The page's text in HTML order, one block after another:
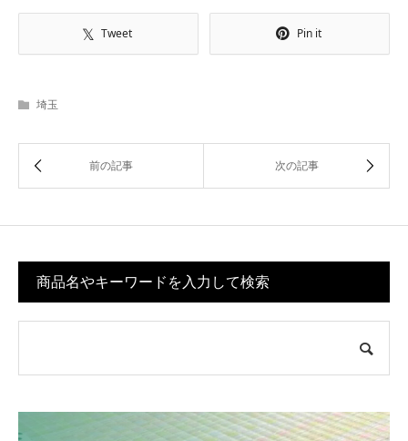
Tweet Pin it
埼玉
商品名やキーワードを入力して検索